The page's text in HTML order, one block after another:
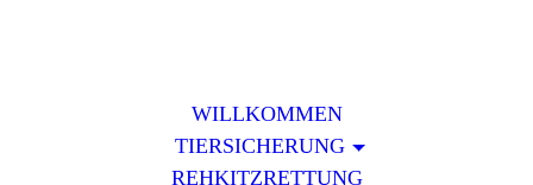
WILLKOMMEN
TIERSICHERUNG
REHKITZRETTUNG